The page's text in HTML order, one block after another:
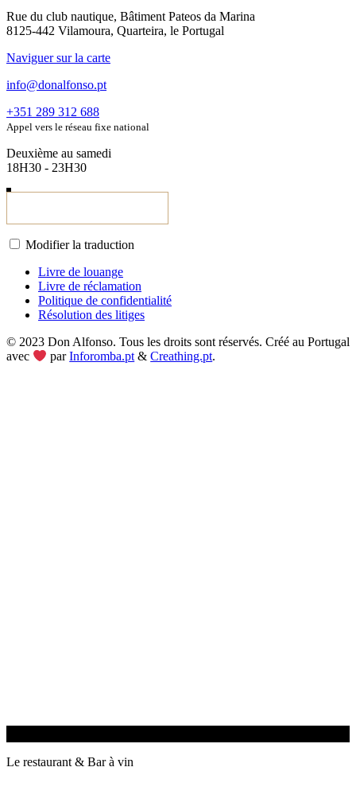
Rue du club nautique, Bâtiment Pateos da Marina
8125-442 Vilamoura, Quarteira, le Portugal
Naviguer sur la carte
info@donalfonso.pt
+351 289 312 688
Appel vers le réseau fixe national
Deuxième au samedi
18H30 - 23H30
Modifier la traduction
Livre de louange
Livre de réclamation
Politique de confidentialité
Résolution des litiges
© 2023 Don Alfonso. Tous les droits sont réservés. Créé au Portugal
avec
parInforomba.pt&Creathing.pt.
Le restaurant & Bar à vin